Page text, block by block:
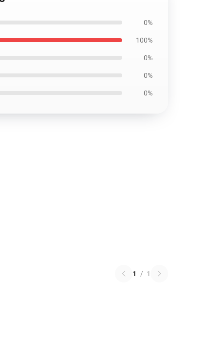
0%
100%
0%
0%
0%
1 / 1